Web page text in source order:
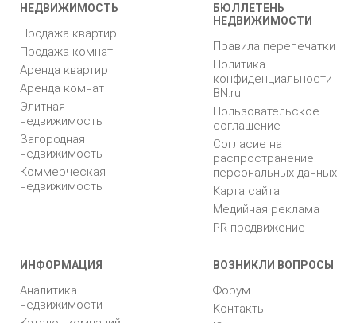
НЕДВИЖИМОСТЬ
Продажа квартир
Продажа комнат
Аренда квартир
Аренда комнат
Элитная
недвижимость
Загородная
недвижимость
Коммерческая
недвижимость
БЮЛЛЕТЕНЬ
НЕДВИЖИМОСТИ
Правила перепечатки
Политика
конфиденциальности
BN.ru
Пользовательское
соглашение
Согласие на
распространение
персональных данных
Карта сайта
Медийная реклама
PR продвижение
ИНФОРМАЦИЯ
Аналитика
недвижимости
ВОЗНИКЛИ ВОПРОСЫ
Форум
Контакты